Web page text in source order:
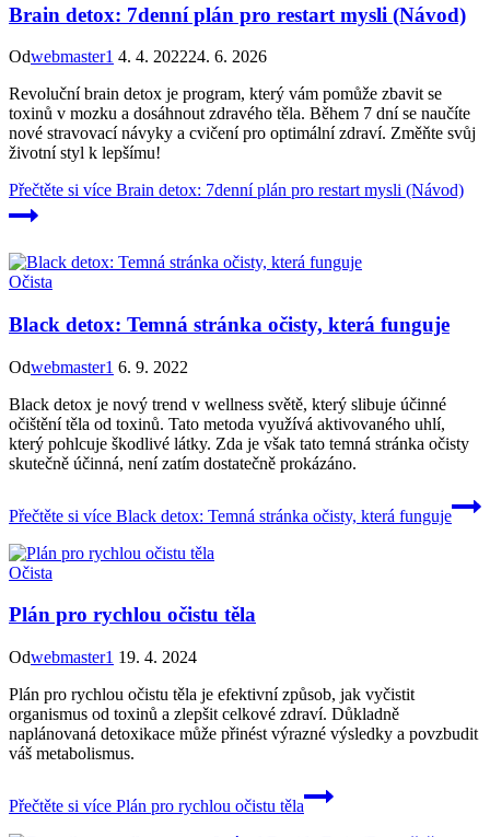
Brain detox: 7denní plán pro restart mysli (Návod)
Odwebmaster1 4. 4. 202224. 6. 2026
Revoluční brain detox je program, který vám pomůže zbavit se
toxinů v mozku a dosáhnout zdravého těla. Během 7 dní se naučíte
nové stravovací návyky a cvičení pro optimální zdraví. Změňte svůj
životní styl k lepšímu!
Přečtěte si více Brain detox: 7denní plán pro restart mysli (Návod)
Očista
Black detox: Temná stránka očisty, která funguje
Odwebmaster1 6. 9. 2022
Black detox je nový trend v wellness světě, který slibuje účinné
očištění těla od toxinů. Tato metoda využívá aktivovaného uhlí,
který pohlcuje škodlivé látky. Zda je však tato temná stránka očisty
skutečně účinná, není zatím dostatečně prokázáno.
Přečtěte si více Black detox: Temná stránka očisty, která funguje
Očista
Plán pro rychlou očistu těla
Odwebmaster1 19. 4. 2024
Plán pro rychlou očistu těla je efektivní způsob, jak vyčistit
organismus od toxinů a zlepšit celkové zdraví. Důkladně
naplánovaná detoxikace může přinést výrazné výsledky a povzbudit
váš metabolismus.
Přečtěte si více Plán pro rychlou očistu těla